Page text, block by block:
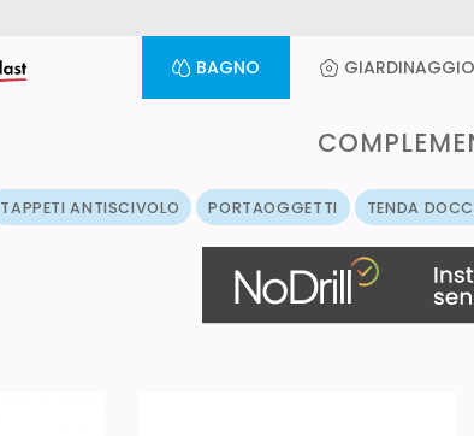
BAGNO GIARDINAGGIO
TAPPETI ANTISCIVOLO PORTAOGGETTI TENDA